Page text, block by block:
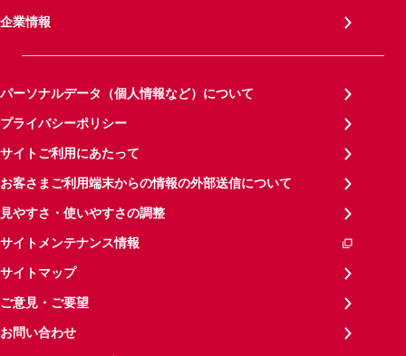
企業情報
パーソナルデータ（個人情報など）について
プライバシーポリシー
サイトご利用にあたって
お客さまご利用端末からの情報の外部送信について
見やすさ・使いやすさの調整
サイトメンテナンス情報
サイトマップ
ご意見・ご要望
お問い合わせ